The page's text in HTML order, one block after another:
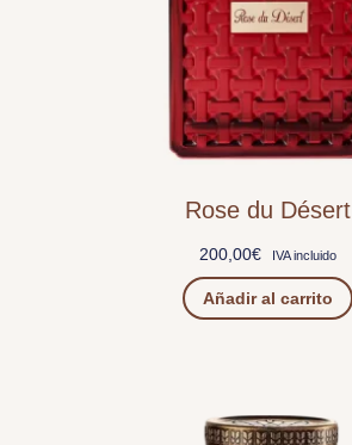
Rose du Désert
200,00€ IVA incluido
Añadir al carrito